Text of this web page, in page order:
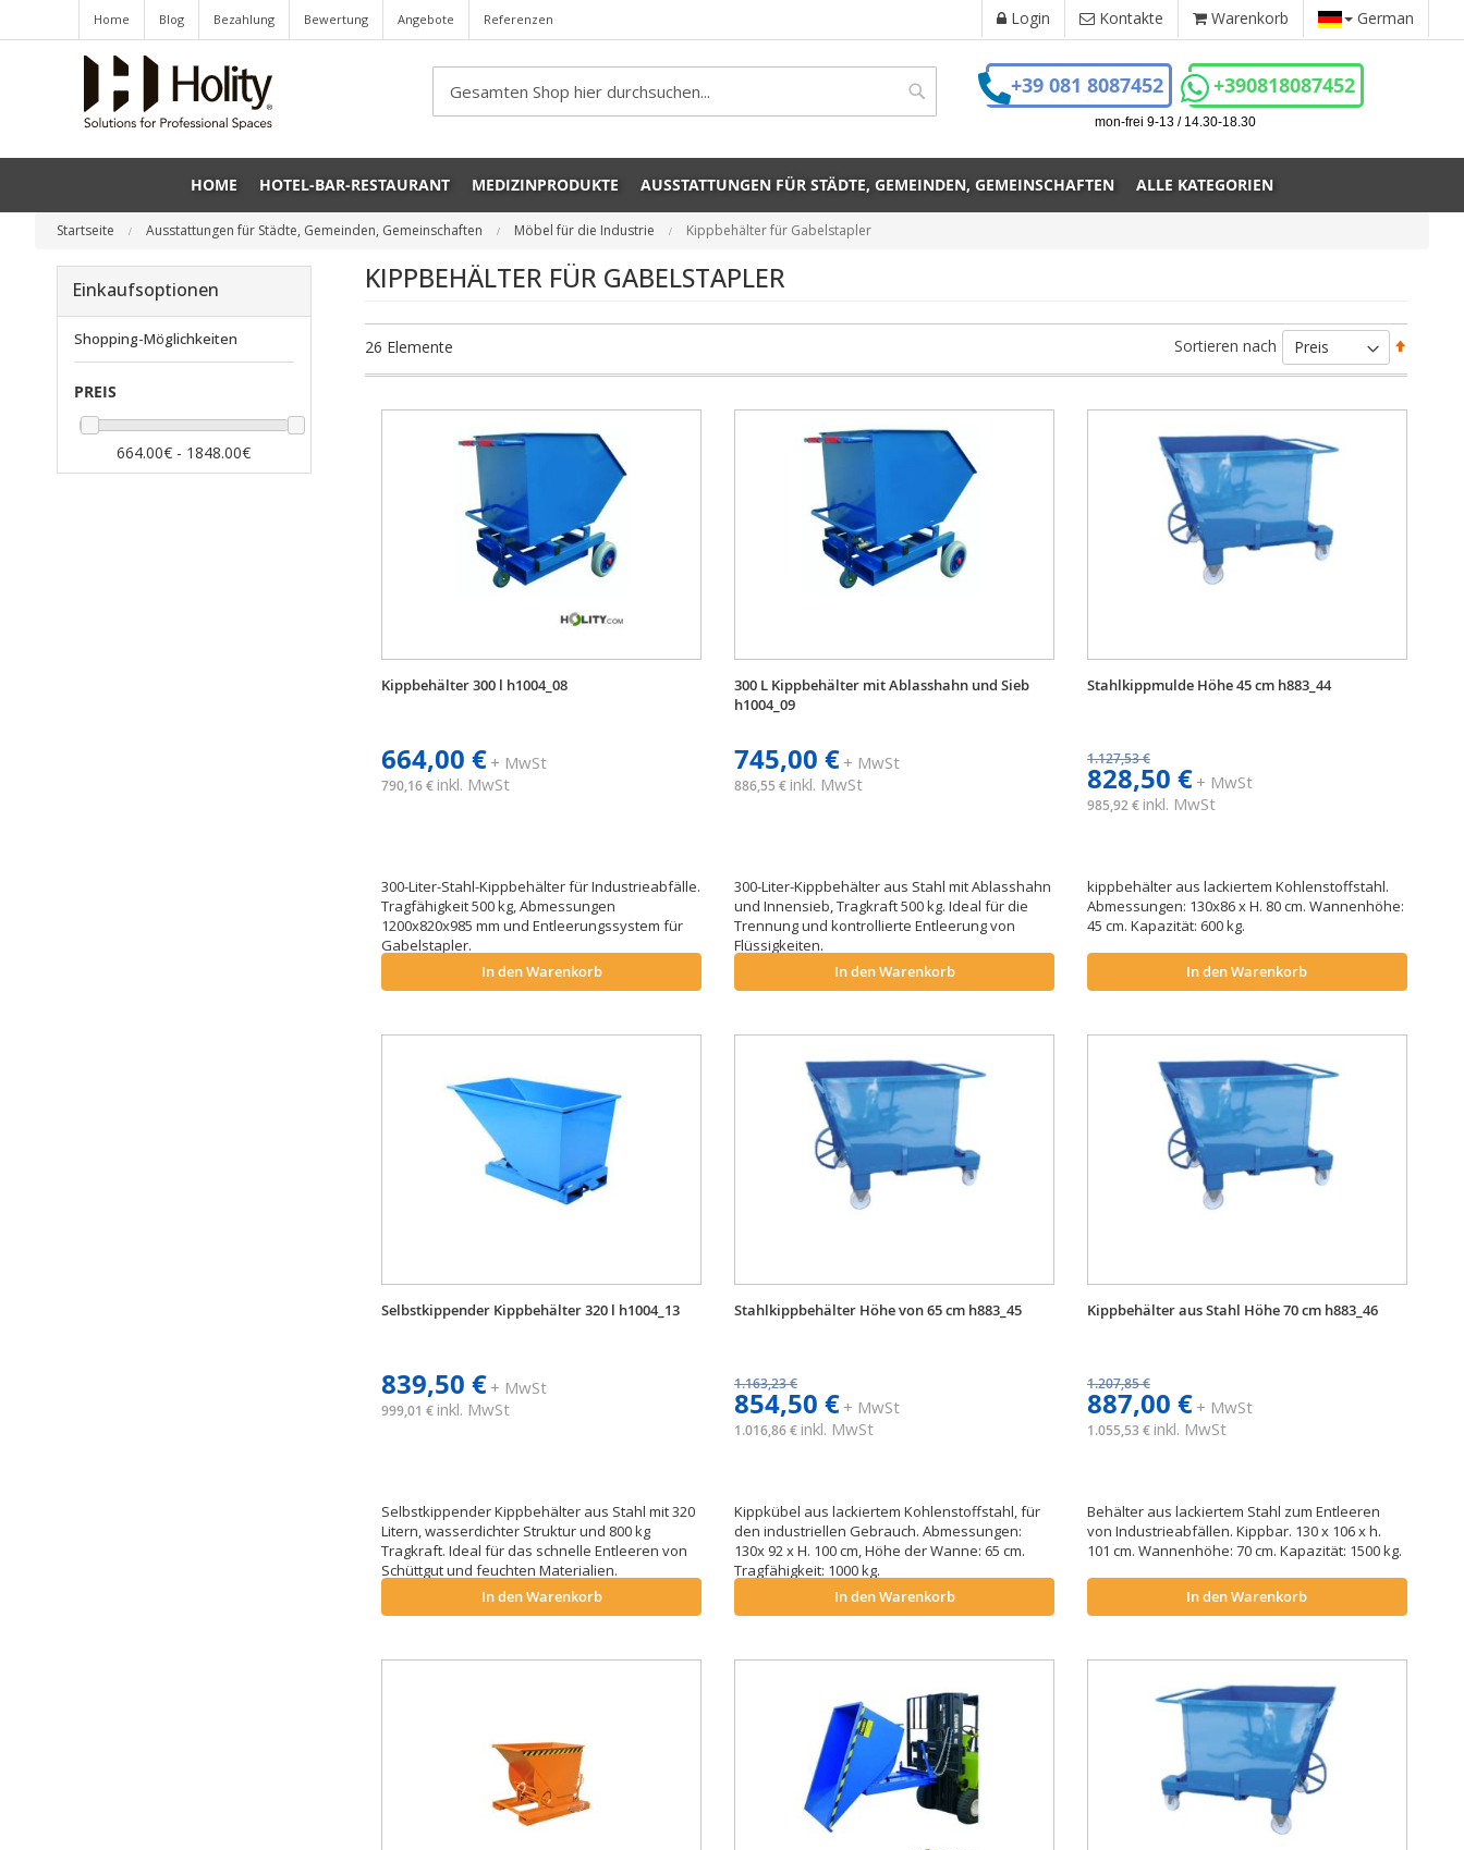
Home Blog Bezahlung Bewertung Angebote Referenzen Login Kontakte Warenkorb German
Search
Search
+39 081 8087452 +390818087452
mon-frei 9-13 / 14.30-18.30
HOME HOTEL-BAR-RESTAURANT MEDIZINPRODUKTE AUSSTATTUNGEN FÜR STÄDTE, GEMEINDEN, GEMEINSCHAFTEN ALLE KATEGORIEN
Startseite Ausstattungen für Städte, Gemeinden, Gemeinschaften Möbel für die Industrie Kippbehälter für Gabelstapler
KIPPBEHÄLTER FÜR GABELSTAPLER
26 Elemente Sortieren nach
Kippbehälter 300 l h1004_08
664,00 €+ MwSt
790,16 € inkl. MwSt
300-Liter-Stahl-Kippbehälter für Industrieabfälle.
Tragfähigkeit 500 kg, Abmessungen
1200x820x985 mm und Entleerungssystem für
Gabelstapler.
In den Warenkorb
300 L Kippbehälter mit Ablasshahn und Sieb
h1004_09
745,00 €+ MwSt
886,55 € inkl. MwSt
300-Liter-Kippbehälter aus Stahl mit Ablasshahn
und Innensieb, Tragkraft 500 kg. Ideal für die
Trennung und kontrollierte Entleerung von
Flüssigkeiten.
In den Warenkorb
Stahlkippmulde Höhe 45 cm h883_44
1.127,53 €
828,50 €+ MwSt
985,92 € inkl. MwSt
kippbehälter aus lackiertem Kohlenstoffstahl.
Abmessungen: 130x86 x H. 80 cm. Wannenhöhe:
45 cm. Kapazität: 600 kg.
In den Warenkorb
Selbstkippender Kippbehälter 320 l h1004_13
839,50 €+ MwSt
999,01 € inkl. MwSt
Selbstkippender Kippbehälter aus Stahl mit 320
Litern, wasserdichter Struktur und 800 kg
Tragkraft. Ideal für das schnelle Entleeren von
Schüttgut und feuchten Materialien.
In den Warenkorb
Stahlkippbehälter Höhe von 65 cm h883_45
1.163,23 €
854,50 €+ MwSt
1.016,86 € inkl. MwSt
Kippkübel aus lackiertem Kohlenstoffstahl, für
den industriellen Gebrauch. Abmessungen:
130x 92 x H. 100 cm, Höhe der Wanne: 65 cm.
Tragfähigkeit: 1000 kg.
In den Warenkorb
Kippbehälter aus Stahl Höhe 70 cm h883_46
1.207,85 €
887,00 €+ MwSt
1.055,53 € inkl. MwSt
Behälter aus lackiertem Stahl zum Entleeren
von Industrieabfällen. Kippbar. 130 x 106 x h.
101 cm. Wannenhöhe: 70 cm. Kapazität: 1500 kg.
In den Warenkorb
Einkaufsoptionen
Shopping-Möglichkeiten
PREIS
664.00€ - 1848.00€